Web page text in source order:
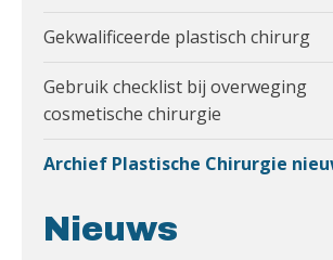
Gekwalificeerde plastisch chirurg
Gebruik checklist bij overweging
cosmetische chirurgie
Archief Plastische Chirurgie
Nieuws